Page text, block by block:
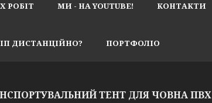
РОБІТ МИ - НА YOUTUBE! КОНТАКТИ
ДИСТАНЦІЙНО? ПОРТФОЛІО
ТЕНТ ДЛЯ ЧОВНА ПВХ